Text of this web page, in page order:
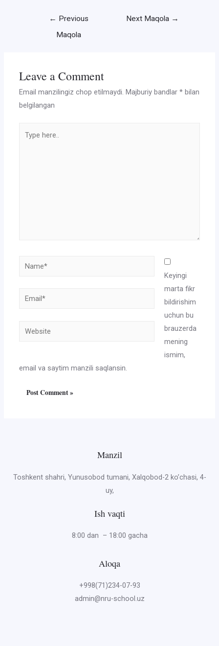
← Previous
Maqola
Next Maqola →
Leave a Comment
Email manzilingiz chop etilmaydi. Majburiy bandlar* bilan
belgilangan
here..
Name*
Email*
Website
Keyingi
marta fikr
bildirishim
uchun bu
brauzerda
mening
ismim,
email va saytim manzili saqlansin.
Manzil
Toshkent shahri, Yunusobod tumani, Xalqobod-2 ko’chasi, 4-
uy,
Ish vaqti
8:00 dan – 18:00 gacha
Aloqa
+998(71)234-07-93
admin@nru-school.uz